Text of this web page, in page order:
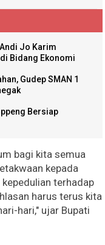
Jo Karim
Bidang Ekonomi
Gudep SMAN 1
Bersiap
bagi kita semua
kepada
terhadap
harus terus kita
hari," ujar Bupati